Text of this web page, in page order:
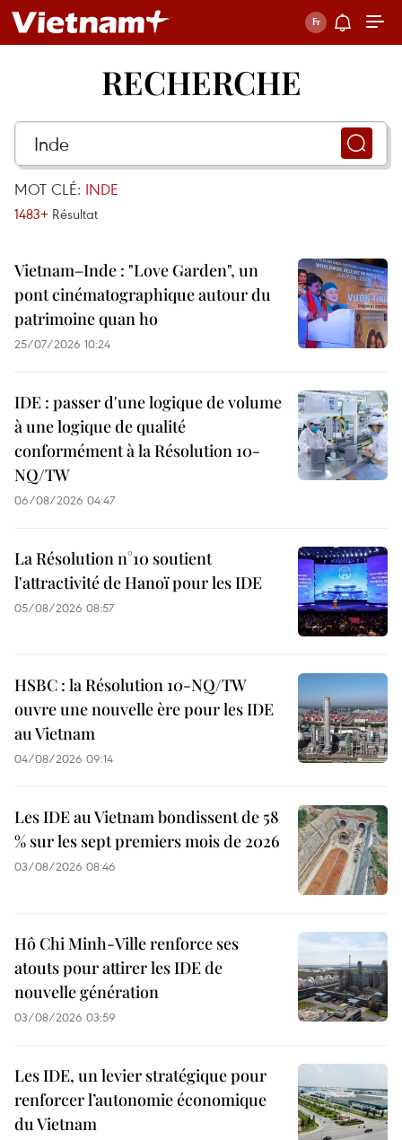
RECHERCHE
MOT CLÉ: INDE
1483+ Résultat
Vietnam–Inde : "Love Garden", un
pont cinématographique autour du
patrimoine quan ho
25/07/2026 10:24
IDE : passer d'une logique de volume
à une logique de qualité
conformément à la Résolution 10-
NQ/TW
06/08/2026 04:47
La Résolution n°10 soutient
l'attractivité de Hanoï pour les IDE
05/08/2026 08:57
HSBC : la Résolution 10-NQ/TW
ouvre une nouvelle ère pour les IDE
au Vietnam
04/08/2026 09:14
Les IDE au Vietnam bondissent de 58
% sur les sept premiers mois de 2026
03/08/2026 08:46
Hô Chi Minh-Ville renforce ses
atouts pour attirer les IDE de
nouvelle génération
03/08/2026 03:59
Les IDE, un levier stratégique pour
renforcer l’autonomie économique
du Vietnam